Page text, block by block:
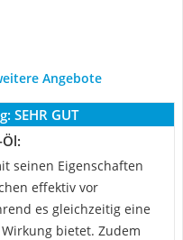
Angebote
SEHR GUT
seinen Eigenschaften
effektiv vor
es gleichzeitig eine
bietet. Zudem